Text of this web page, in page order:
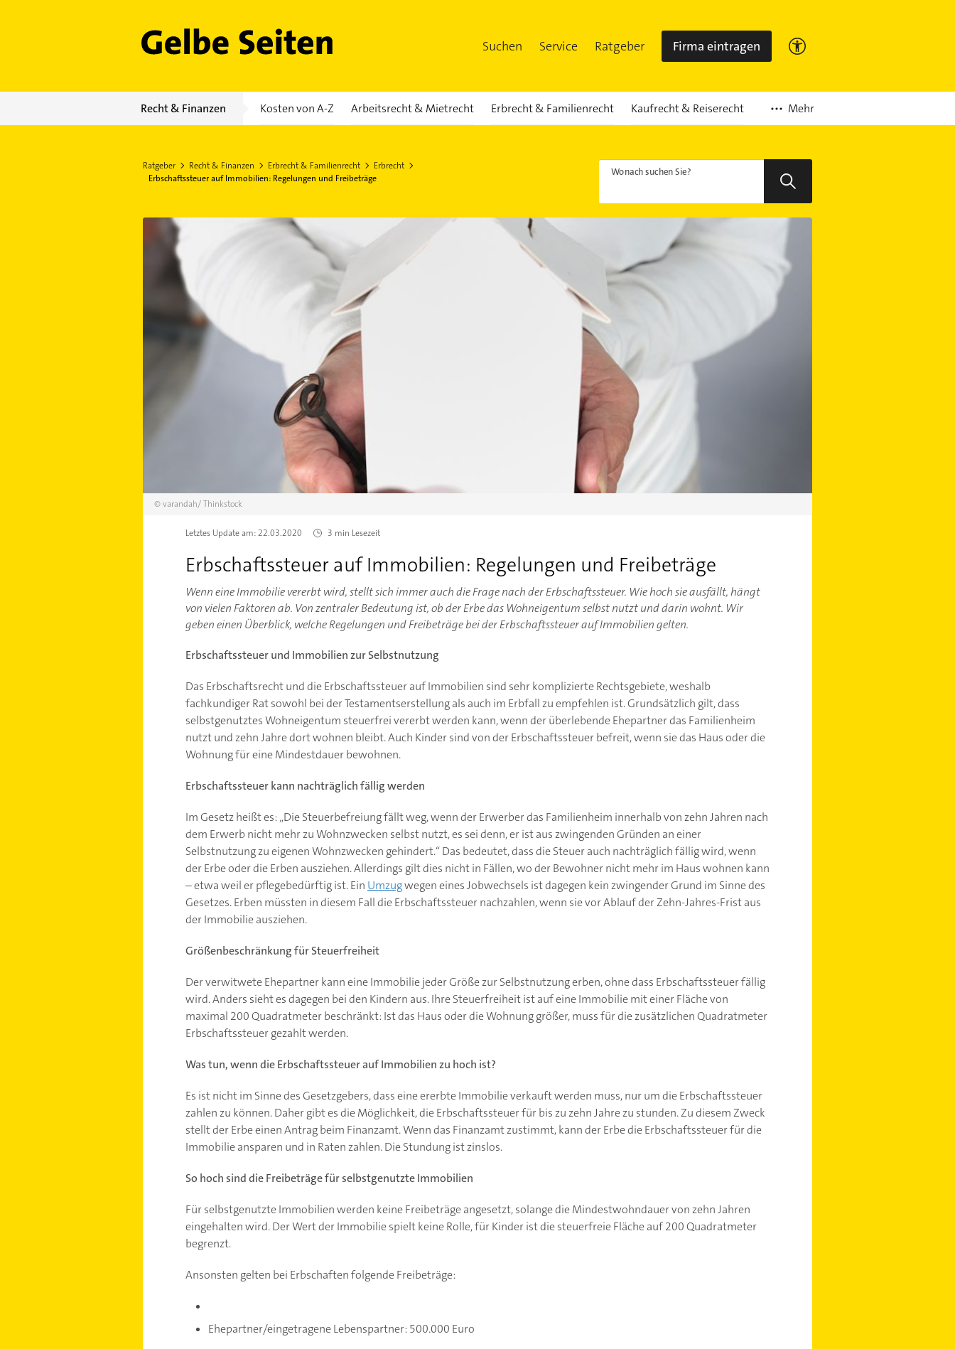
Gelbe Seiten Suchen Service Ratgeber Firma eintragen
Recht & Finanzen Kosten von A-Z Arbeitsrecht & Mietrecht Erbrecht & Familienrecht Kaufrecht & Reiserecht Mehr
Ratgeber Recht & Finanzen Erbrecht & Familienrecht
Erbrecht
Erbschaftssteuer auf Immobilien: Regelungen und Freibeträge
Wonach suchen Sie?
©varandah/Thinkstock
Letztes Update am:22.03.2020 3 min Lesezeit
Erbschaftssteuer auf Immobilien: Regelungen und Freibeträge
Wenn eine Immobilie vererbt wird, stellt sich immer auch die Frage nach der Erbschaftssteuer. Wie hoch sie ausfällt, hängt
von vielen Faktoren ab. Von zentraler Bedeutung ist, ob der Erbe das Wohneigentum selbst nutzt und darin wohnt. Wir
geben einen Überblick, welche Regelungen und Freibeträge bei der Erbschaftssteuer auf Immobilien gelten.
Erbschaftssteuer und Immobilien zur Selbstnutzung
Das Erbschaftsrecht und die Erbschaftssteuer auf Immobilien sind sehr komplizierte Rechtsgebiete, weshalb
fachkundiger Rat sowohl bei der Testamentserstellung als auch im Erbfall zu empfehlen ist. Grundsätzlich gilt, dass
selbstgenutztes Wohneigentum steuerfrei vererbt werden kann, wenn der überlebende Ehepartner das Familienheim
nutzt und zehn Jahre dort wohnen bleibt. Auch Kinder sind von der Erbschaftssteuer befreit, wenn sie das Haus oder die
Wohnung für eine Mindestdauer bewohnen.
Erbschaftssteuer kann nachträglich fällig werden
Im Gesetz heißt es: „Die Steuerbefreiung fällt weg, wenn der Erwerber das Familienheim innerhalb von zehn Jahren nach
dem Erwerb nicht mehr zu Wohnzwecken selbst nutzt, es sei denn, er ist aus zwingenden Gründen an einer
Selbstnutzung zu eigenen Wohnzwecken gehindert.“ Das bedeutet, dass die Steuer auch nachträglich fällig wird, wenn
der Erbe oder die Erben ausziehen. Allerdings gilt dies nicht in Fällen, wo der Bewohner nicht mehr im Haus wohnen kann
– etwa weil er pflegebedürftig ist. Ein Umzugwegen eines Jobwechsels ist dagegen kein zwingender Grund im Sinne des
Gesetzes. Erben müssten in diesem Fall die Erbschaftssteuer nachzahlen, wenn sie vor Ablauf der Zehn-Jahres-Frist aus
der Immobilie ausziehen.
Größenbeschränkung für Steuerfreiheit
Der verwitwete Ehepartner kann eine Immobilie jeder Größe zur Selbstnutzung erben, ohne dass Erbschaftssteuer fällig
wird. Anders sieht es dagegen bei den Kindern aus. Ihre Steuerfreiheit ist auf eine Immobilie mit einer Fläche von
maximal 200 Quadratmeter beschränkt: Ist das Haus oder die Wohnung größer, muss für die zusätzlichen Quadratmeter
Erbschaftssteuer gezahlt werden.
Was tun, wenn die Erbschaftssteuer auf Immobilien zu hoch ist?
Es ist nicht im Sinne des Gesetzgebers, dass eine ererbte Immobilie verkauft werden muss, nur um die Erbschaftssteuer
zahlen zu können. Daher gibt es die Möglichkeit, die Erbschaftssteuer für bis zu zehn Jahre zu stunden. Zu diesem Zweck
stellt der Erbe einen Antrag beim Finanzamt. Wenn das Finanzamt zustimmt, kann der Erbe die Erbschaftssteuer für die
Immobilie ansparen und in Raten zahlen. Die Stundung ist zinslos.
So hoch sind die Freibeträge für selbstgenutzte Immobilien
Für selbstgenutzte Immobilien werden keine Freibeträge angesetzt, solange die Mindestwohndauer von zehn Jahren
eingehalten wird. Der Wert der Immobilie spielt keine Rolle, für Kinder ist die steuerfreie Fläche auf 200 Quadratmeter
begrenzt.
Ansonsten gelten bei Erbschaften folgende Freibeträge:
Ehepartner/eingetragene Lebenspartner: 500.000 Euro